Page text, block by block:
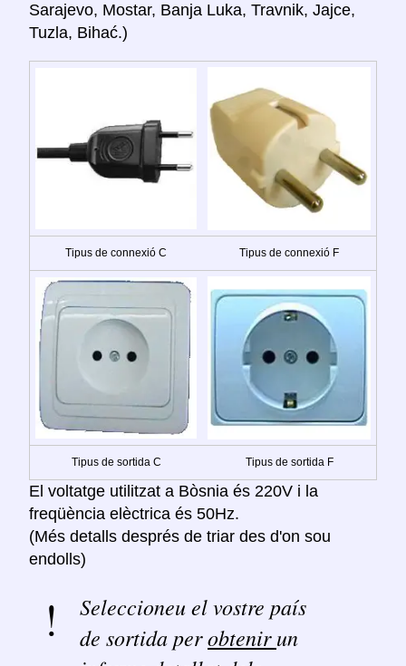
Sarajevo, Mostar, Banja Luka, Travnik, Jajce,
Tuzla, Bihać.)
Tipus de connexió C Tipus de connexió F
Tipus de sortida C Tipus de sortida F
El voltatge utilitzat a Bòsnia és 220V i la
freqüència elèctrica és 50Hz.
(Més detalls després de triar des d'on sou
endolls)
Seleccioneu el vostre país
de sortida perobtenirun